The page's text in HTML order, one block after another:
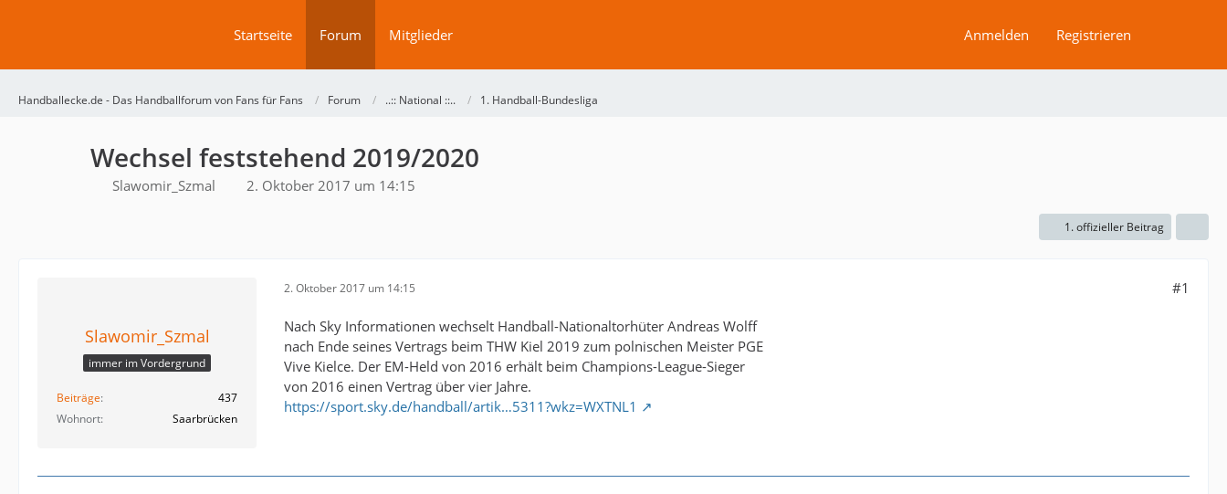
Startseite Forum Mitglieder Anmelden Registrieren
Handballecke.de - Das Handballforum von Fans für Fans Forum ..:: National ::.. 1. Handball-Bundesliga
Wechsel feststehend 2019/2020
Slawomir_Szmal 2. Oktober 2017 um 14:15
1. offizieller Beitrag
Slawomir_Szmal
immer im Vordergrund
Beiträge
437
Wohnort
Saarbrücken
2. Oktober 2017 um 14:15 #1
Nach Sky Informationen wechselt Handball-Nationaltorhüter Andreas Wolff
nach Ende seines Vertrags beim THW Kiel 2019 zum polnischen Meister PGE
Vive Kielce. Der EM-Held von 2016 erhält beim Champions-League-Sieger
von 2016 einen Vertrag über vier Jahre.
https://sport.sky.de/handball/artik…5311?wkz=WXTNL1